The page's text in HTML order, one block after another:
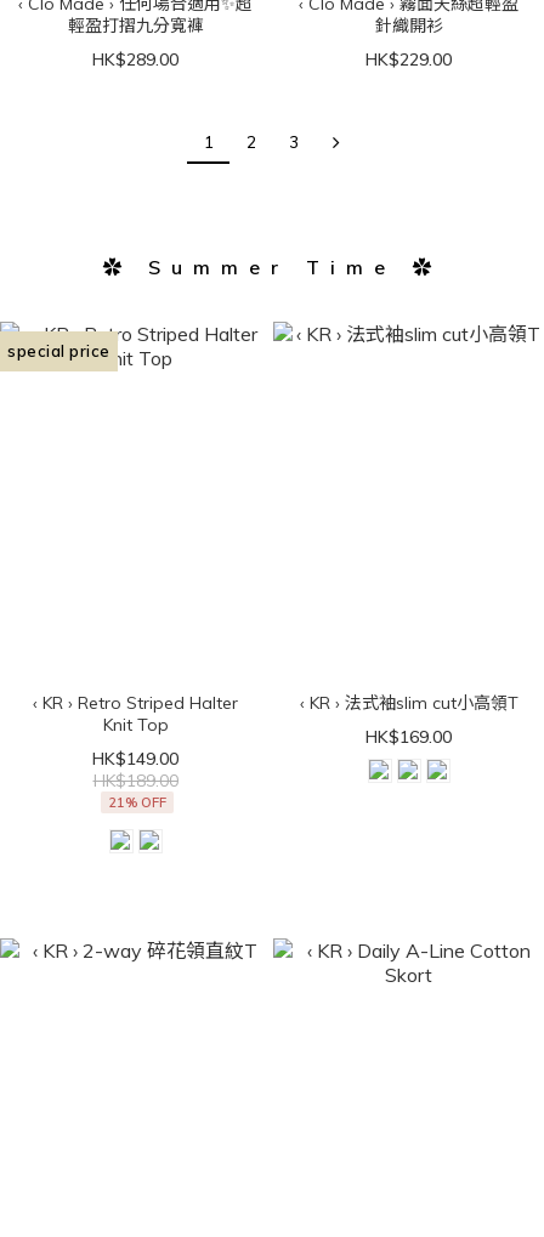
輕盈打摺九分寬褲
HK$289.00
針織開衫
HK$229.00
1 2 3
✿ Summer Time ✿
special price
‹ KR › Retro Striped Halter
Knit Top
HK$149.00
HK$189.00
21% OFF
‹ KR › 法式袖slim cut小高領T
HK$169.00